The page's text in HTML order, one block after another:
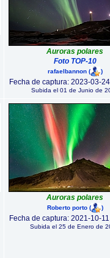
Auroras polares
Foto TOP-10
rafaelbannon( )
Fecha de captura: 2023-03-
Subida el 01 de Junio de
Auroras polares
Roberto porto( )
Fecha de captura: 2021-10-
Subida el 25 de Enero de